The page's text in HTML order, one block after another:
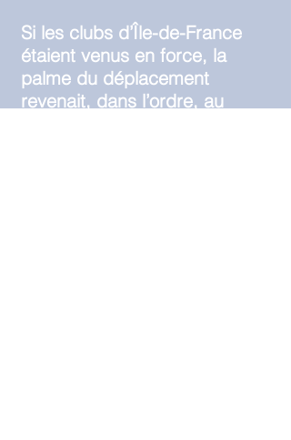
Si les clubs d’Île-de-France
étaient venus en force, la
palme du déplacement
revenait, dans l’ordre, au